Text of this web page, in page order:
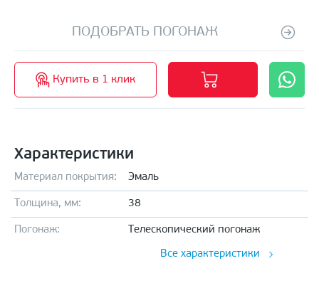
ПОДОБРАТЬ ПОГОНАЖ
Купить в 1 клик
Характеристики
Материал покрытия: Эмаль
Толщина, мм: 38
Погонаж: Телескопический погонаж
Все характеристики